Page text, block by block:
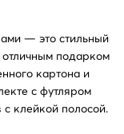
— это стильный
отличным подарком
картона и
с футляром
с клейкой полосой.